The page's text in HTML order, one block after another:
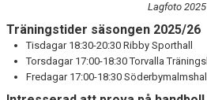
KONTAKT
Lagfoto 2025
Träningstider säsongen 2025/26
Tisdagar 18:30-20:30 Ribby Sporthall
Torsdagar 17:00-18:30 Torvalla
Fredagar 17:00-18:30